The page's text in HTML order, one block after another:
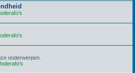
onderwerpen.